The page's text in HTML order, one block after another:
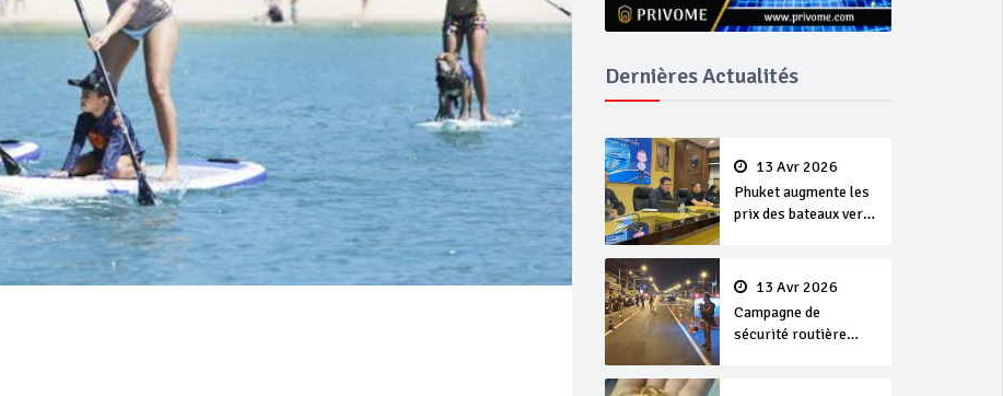
Dernières Actualités
13 Avr 2026
Phuket augmente les
prix des bateaux vers
13 Avr 2026
Campagne de
sécurité routière